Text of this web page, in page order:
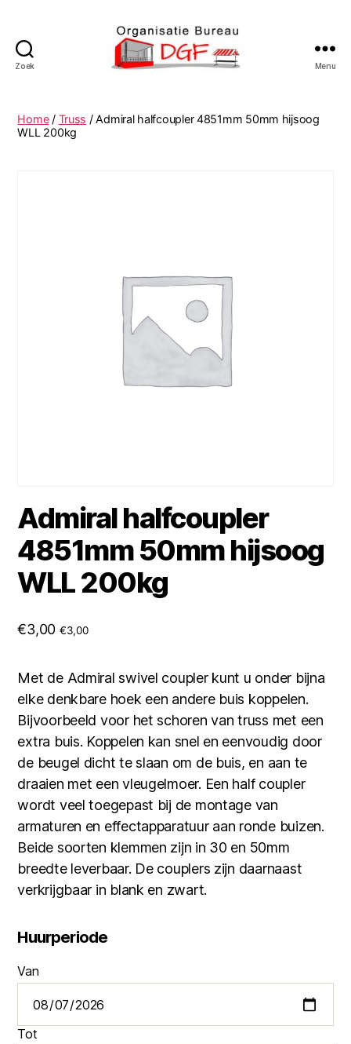
Zoek Menu
Home/ Truss / Admiral halfcoupler 4851mm 50mm hijsoog
WLL 200kg
Admiral halfcoupler
4851mm 50mm hijsoog
WLL 200kg
€3,00 €3,00
Met de Admiral swivel coupler kunt u onder bijna
elke denkbare hoek een andere buis koppelen.
Bijvoorbeeld voor het schoren van truss met een
extra buis. Koppelen kan snel en eenvoudig door
de beugel dicht te slaan om de buis, en aan te
draaien met een vleugelmoer. Een half coupler
wordt veel toegepast bij de montage van
armaturen en effectapparatuur aan ronde buizen.
Beide soorten klemmen zijn in 30 en 50mm
breedte leverbaar. De couplers zijn daarnaast
verkrijgbaar in blank en zwart.
Huurperiode
Van
Tot